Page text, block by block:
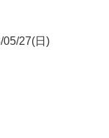
05/27(日)